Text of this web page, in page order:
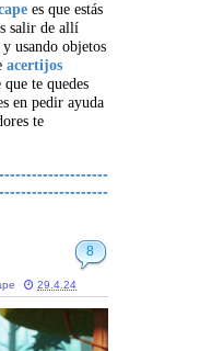
es que estás
salir de allí
usando objetos
acertijos
que te quedes
en pedir ayuda
te
8
29.4.24